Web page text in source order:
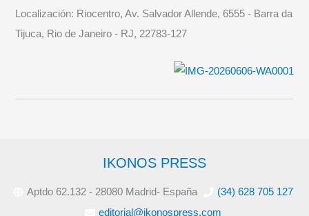
Localización: Riocentro, Av. Salvador Allende, 6555 - Barra da
Tijuca, Rio de Janeiro - RJ, 22783-127
IKONOS PRESS
Aptdo 62.132 - 28080 Madrid- España
(34) 628 705 127
editorial@ikonospress.com